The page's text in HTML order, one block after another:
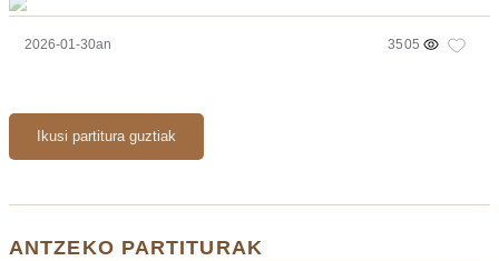
2026-01-30an 3505
Ikusi partitura guztiak
ANTZEKO PARTITURAK